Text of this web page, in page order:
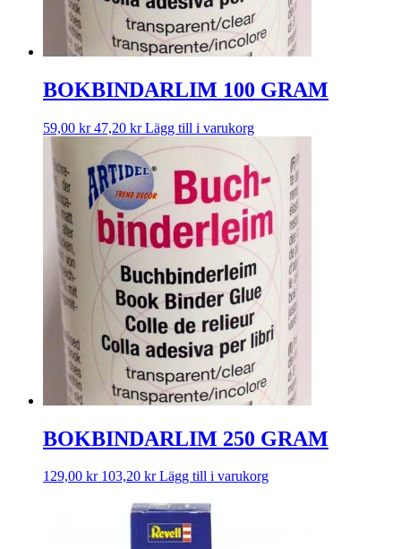
BOKBINDARLIM 100 GRAM
59,00 kr 47,20 kr Lägg till i varukorg
BOKBINDARLIM 250 GRAM
129,00 kr 103,20 kr Lägg till i varukorg